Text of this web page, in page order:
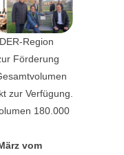
Region
Förderung
zur Verfügung.
180.000
vom